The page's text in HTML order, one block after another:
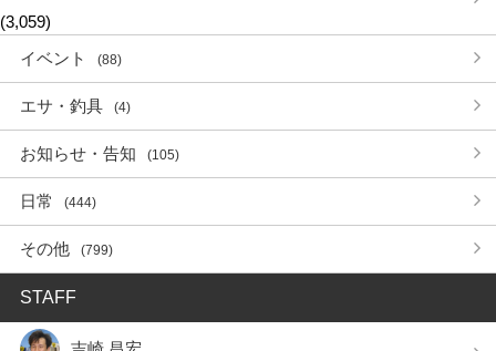
(3,059)
イベント
(88)
エサ・釣具 (4)
お知らせ・告知 (105)
日常 (444)
その他 (799)
STAFF